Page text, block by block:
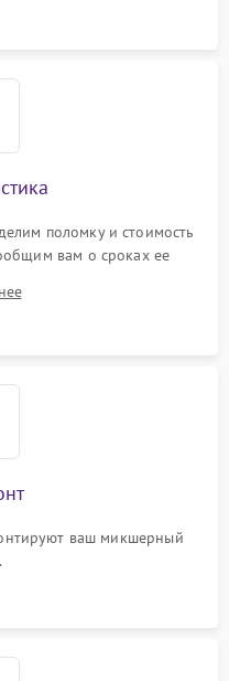
поломку и стоимость
вам о сроках ее
ваш микшерный